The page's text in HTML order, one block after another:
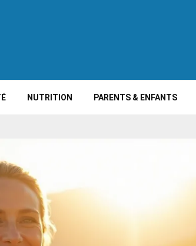
NUTRITION PARENTS & ENFANTS